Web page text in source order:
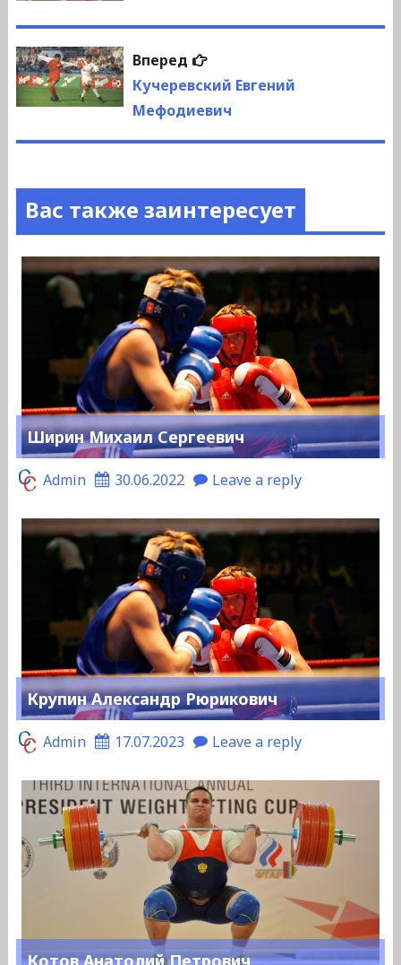
записям
Вперед
Следующая
запись:
Кучеревский Евгений
Мефодиевич
Вас также заинтересует
Ширин Михаил Сергеевич
Admin 30.06.2022 Leave a reply
Крупин Александр Рюрикович
Admin 17.07.2023 Leave a reply